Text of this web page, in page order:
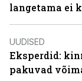
langetama ei
UUDISED
Eksperdid:
pakuvad